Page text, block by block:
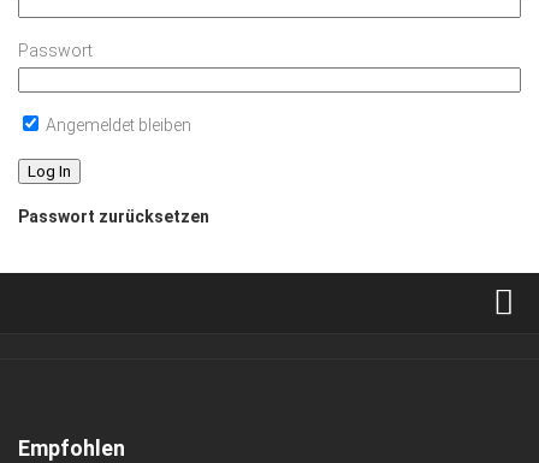
Passwort
Angemeldet bleiben
Passwort zurücksetzen
Kontakt, Impressum
Empfohlen